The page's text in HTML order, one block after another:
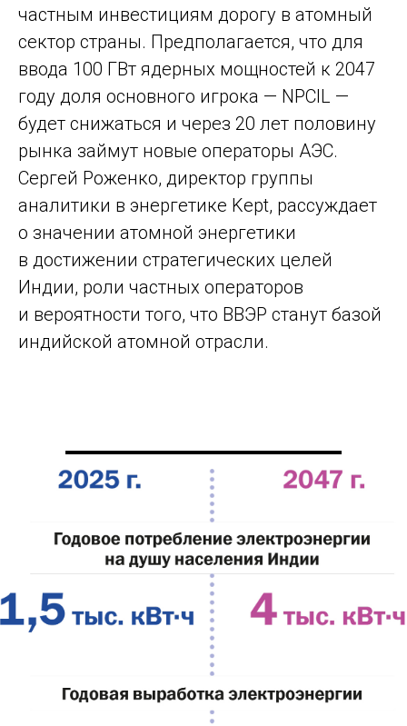
частным инвестициям дорогу в атомный
сектор страны. Предполагается, что для
ввода 100 ГВт ядерных мощностей к 2047
году доля основного игрока — ​NPCIL — ​
будет снижаться и через 20 лет половину
рынка займут новые операторы АЭС.
Сергей Роженко, директор группы
аналитики в энергетике Kept, рассуждает
о значении атомной энергетики
в достижении стратегических целей
Индии, роли частных операторов
и вероятности того, что ВВЭР станут базой
индийской атомной отрасли.